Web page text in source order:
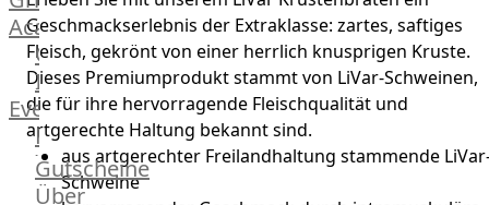
Academy
OTTO@Home
Individuelle
Events
Partner
Kalender
Gästehaus
Gutscheine
Über
Geschmackserlebnis der Extraklasse: zartes, saftiges
Fleisch, gekrönt von einer herrlich knusprigen Kruste.
Dieses Premiumprodukt stammt von LiVar-Schweinen,
die für ihre hervorragende Fleischqualität und
artgerechte Haltung bekannt sind.
aus artgerechter Freilandhaltung stammende
Schweine